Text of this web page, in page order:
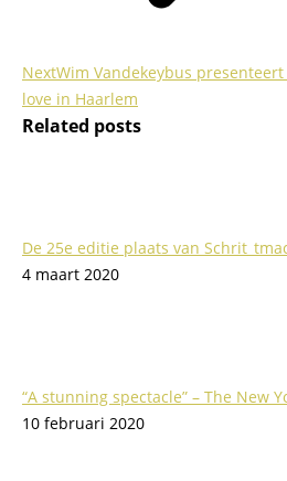
NextNext
post:
Wim Vandekeybus
love in Haarlem
Related posts
De 25e editie plaats van
4 maart 2020
“A stunning spectacle” – The New
10 februari 2020